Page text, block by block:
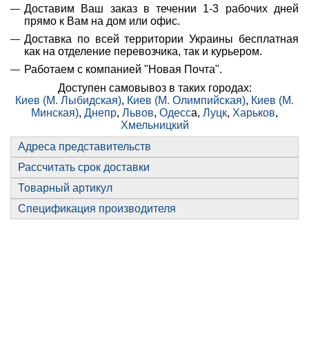
Доставим Ваш заказ в течении 1-3 рабочих дней
прямо к Вам на дом или офис.
Доставка по всей территории Украины бесплатная
как на отделение перевозчика, так и курьером.
Работаем с компанией "Новая Почта".
Доступен самовывоз в таких городах:
Киев (М. Лыбидская), Киев (М. Олимпийская), Киев (М.
Минская), Днепр, Львов, Одесса, Луцк, Харьков,
Хмельницкий
Адреса представительств
Рассчитать срок доставки
Товарный артикул
Спецификация производителя